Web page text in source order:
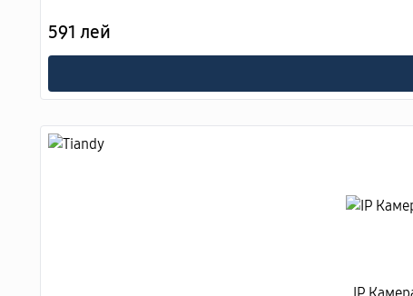
591 лей